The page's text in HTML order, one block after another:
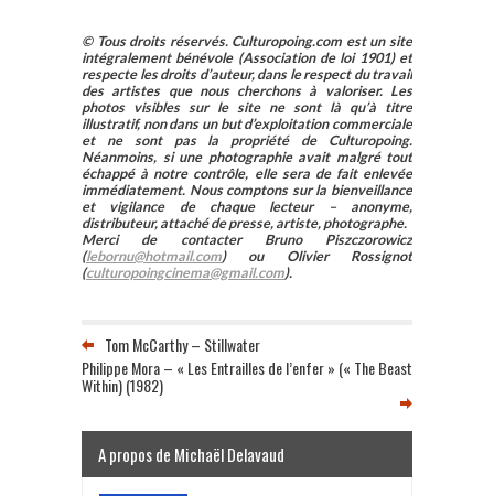
© Tous droits réservés. Culturopoing.com est un site
intégralement bénévole (Association de loi 1901) et
respecte les droits d’auteur, dans le respect du travail
des artistes que nous cherchons à valoriser. Les
photos visibles sur le site ne sont là qu’à titre
illustratif, non dans un but d’exploitation commerciale
et ne sont pas la propriété de Culturopoing.
Néanmoins, si une photographie avait malgré tout
échappé à notre contrôle, elle sera de fait enlevée
immédiatement. Nous comptons sur la bienveillance
et vigilance de chaque lecteur – anonyme,
distributeur, attaché de presse, artiste, photographe.
Merci de contacter Bruno Piszczorowicz
(lebornu@hotmail.com) ou Olivier Rossignot
(culturopoingcinema@gmail.com).
Tom McCarthy – Stillwater
Philippe Mora – « Les Entrailles de l’enfer » (« The Beast
Within) (1982)
A propos de Michaël Delavaud